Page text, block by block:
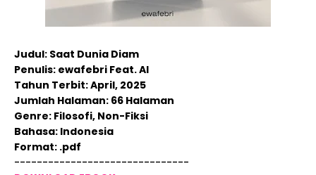
Judul: Saat Dunia Diam
Penulis: ewafebri Feat. AI
Tahun Terbit: April, 2025
Jumlah Halaman: 66 Halaman
Genre: Filosofi, Non-Fiksi
Bahasa: Indonesia
Format: .pdf
-------------------------------